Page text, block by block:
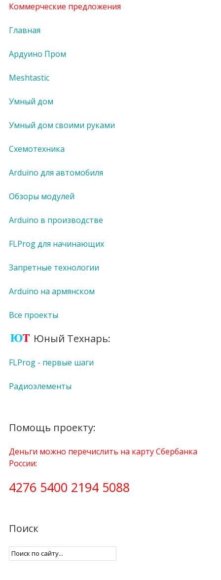
Коммерческие предложения
Главная
Ардуино Пром
Meshtastic
Умный дом
Умный дом своими руками
Схемотехника
Arduino для автомобиля
Обзоры модулей
Arduino в производстве
FLProg для начинающих
Запретные технологии
Arduino на армянском
Все проекты
Юный Технарь:
FLProg - первые шаги
Радиоэлементы
Помощь проекту:
Деньги можно перечислить на карту Сбербанка
России:
4276 5400 2194 5088
Поиск